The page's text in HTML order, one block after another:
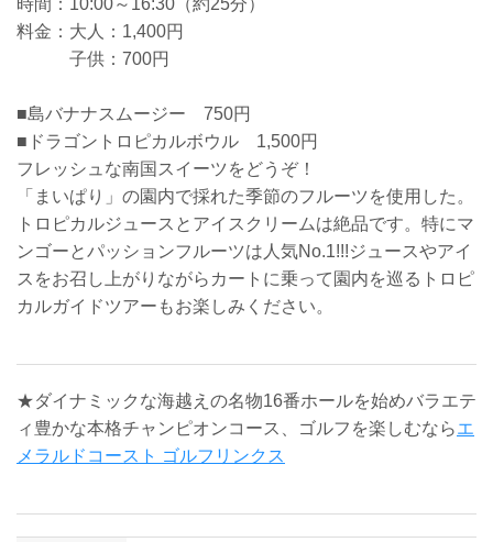
料金：大人：1,400円
子供：700円
■島バナナスムージー 750円
■ドラゴントロピカルボウル 1,500円
フレッシュな南国スイーツをどうぞ！
「まいぱり」の園内で採れた季節のフルーツを使用した。
トロピカルジュースとアイスクリームは絶品です。特にマ
ンゴーとパッションフルーツは人気No.1!!!ジュースやアイ
スをお召し上がりながらカートに乗って園内を巡るトロピ
カルガイドツアーもお楽しみください。
★ダイナミックな海越えの名物16番ホールを始めバラエテ
ィ豊かな本格チャンピオンコース、ゴルフを楽しむならエ
メラルドコースト ゴルフリンクス